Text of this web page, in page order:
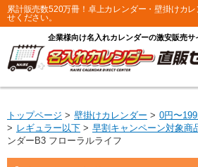
累計販売数520万冊！卓上カレンダー・壁掛けカ
せください。
企業様向け名入れカレンダーの激安販売サ
トップページ 壁掛けカレンダー 0円〜199
レギュラー以下
早割キャンペーン対象商
ンダーB3 フローラルライフ